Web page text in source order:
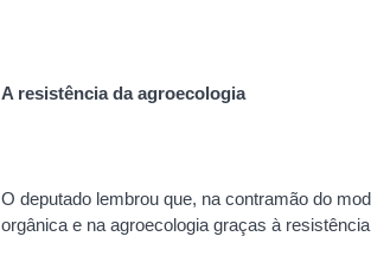
A resistência da agroecologia
O deputado lembrou que, na contramão do
orgânica e na agroecologia graças à